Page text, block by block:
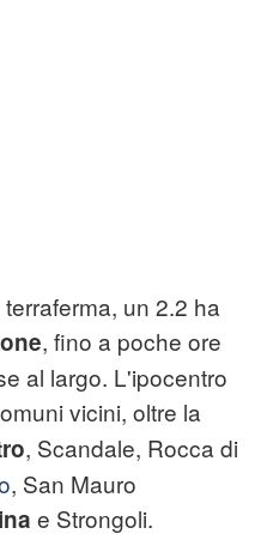
un 2.2 ha
, fino a poche ore
al largo. L'ipocentro
vicini, oltre la
, Scandale, Rocca di
, San Mauro
e Strongoli.